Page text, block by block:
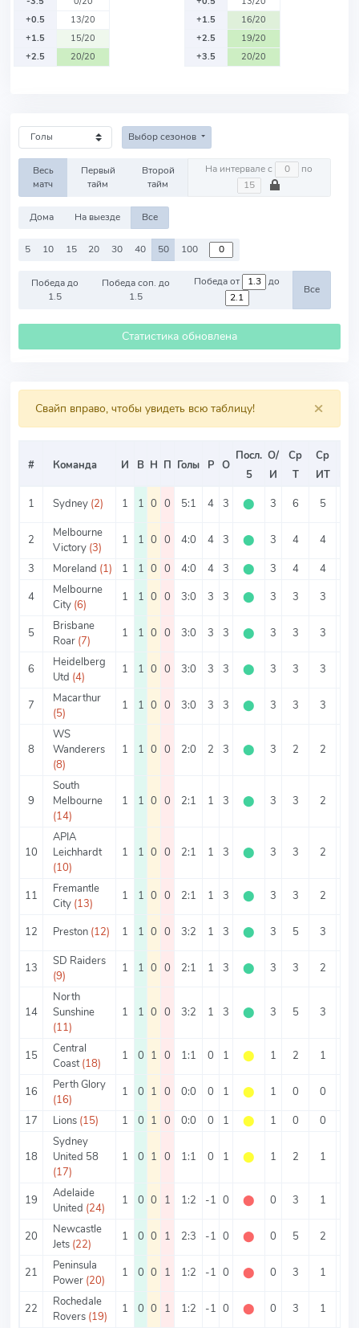
+0.5
13/20
+1.5
15/20
+2.5
20/20
+1.5
16/20
+2.5
19/20
+3.5
20/20
Выбор сезонов
Весь
матч
Первый
тайм
Второй
тайм
На интервале с по
Дома На выезде Все
5 10 15 20 30 40 50 100
Победа до
1.5
Победа соп. до
1.5
Победа от до
Все
Статистика обновлена
×
Свайп вправо, чтобы увидеть всю таблицу!
# Команда И В Н П Голы Р О
Посл.
5
О/
И
Ср
Т
Ср
ИТ
1
Sydney (2) 1 1 0 0 5:1 4 3 ⬤ 3 6 5
2
Melbourne
Victory (3)
1 1 0 0 4:0 4 3 ⬤ 3 4 4
3
Moreland (1) 1 1 0 0 4:0 4 3 ⬤ 3 4 4
4
Melbourne
City (6)
1 1 0 0 3:0 3 3 ⬤ 3 3 3
5
Brisbane
Roar (7)
1 1 0 0 3:0 3 3 ⬤ 3 3 3
6
Heidelberg
Utd (4)
1 1 0 0 3:0 3 3 ⬤ 3 3 3
7
Macarthur
(5)
1 1 0 0 3:0 3 3 ⬤ 3 3 3
8
WS
Wanderers
(8)
1 1 0 0 2:0 2 3 ⬤ 3 2 2
9
South
Melbourne
(14)
1 1 0 0 2:1 1 3 ⬤ 3 3 2
10
APIA
Leichhardt
(10)
1 1 0 0 2:1 1 3 ⬤ 3 3 2
11
Fremantle
City (13)
1 1 0 0 2:1 1 3 ⬤ 3 3 2
12 Preston (12) 1 1 0 0 3:2 1 3 ⬤ 3 5 3
13
SD Raiders
(9)
1 1 0 0 2:1 1 3 ⬤ 3 3 2
14
North
Sunshine
(11)
1 1 0 0 3:2 1 3 ⬤ 3 5 3
15
Central
Coast (18)
1 0 1 0 1:1 0 1 ⬤ 1 2 1
16
Perth Glory
(16)
1 0 1 0 0:0 0 1 ⬤ 1 0 0
17
Lions (15) 1 0 1 0 0:0 0 1 ⬤ 1 0 0
18
Sydney
United 58
(17)
1 0 1 0 1:1 0 1 ⬤ 1 2 1
19
Adelaide
United (24)
1 0 0 1 1:2 -1 0 ⬤ 0 3 1
20
Newcastle
Jets (22)
1 0 0 1 2:3 -1 0 ⬤ 0 5 2
21
Peninsula
Power (20)
1 0 0 1 1:2 -1 0 ⬤ 0 3 1
22
Rochedale
Rovers (19)
1 0 0 1 1:2 -1 0 ⬤ 0 3 1